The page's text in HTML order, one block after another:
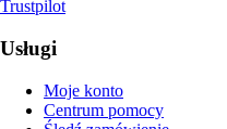
Trustpilot
Usługi
Moje konto
Centrum pomocy